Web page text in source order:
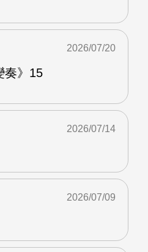
奏》15
2026/07/20
2026/07/14
2026/07/09